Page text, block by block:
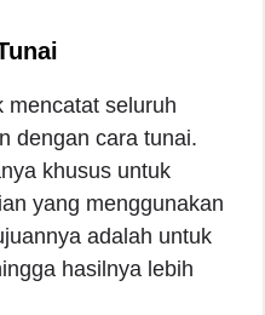
mencatat seluruh
dengan cara tunai.
khusus untuk
yang menggunakan
adalah untuk
hasilnya lebih